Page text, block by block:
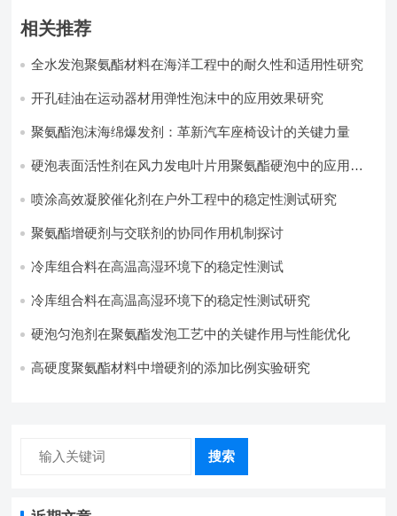
相关推荐
全水发泡聚氨酯材料在海洋工程中的耐久性和适用性研究
开孔硅油在运动器材用弹性泡沫中的应用效果研究
聚氨酯泡沫海绵爆发剂：革新汽车座椅设计的关键力量​
硬泡表面活性剂在风力发电叶片用聚氨酯硬泡中的应用实
喷涂高效凝胶催化剂在户外工程中的稳定性测试研究
聚氨酯增硬剂与交联剂的协同作用机制探讨
冷库组合料在高温高湿环境下的稳定性测试​
冷库组合料在高温高湿环境下的稳定性测试研究
硬泡匀泡剂在聚氨酯发泡工艺中的关键作用与性能优化
高硬度聚氨酯材料中增硬剂的添加比例实验研究
搜索